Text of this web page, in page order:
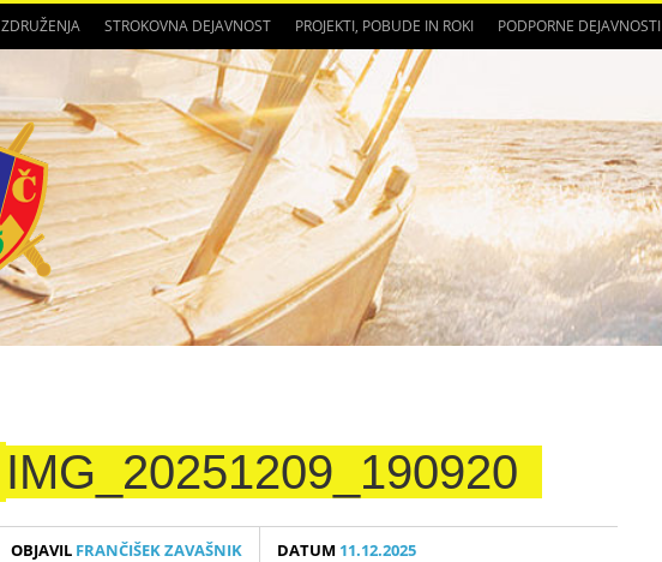
ZDRUŽENJA STROKOVNA DEJAVNOST PROJEKTI, POBUDE IN ROKI PODPORNE DEJAVNOSTI
IMG_20251209_190920
OBJAVIL FRANČIŠEK ZAVAŠNIK DATUM 11.12.2025